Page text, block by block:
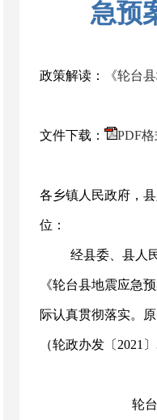
急预
政策解读： 《轮台
文件下载： PDF
各乡镇人民政府，
位：
经县委、县人
《轮台县地震应急
际认真贯彻落实。
（轮政办发〔2021
轮